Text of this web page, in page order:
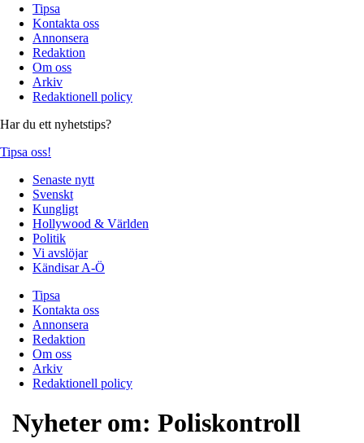
Tipsa
Kontakta oss
Annonsera
Redaktion
Om oss
Arkiv
Redaktionell policy
Har du ett nyhetstips?
Tipsa oss!
Senaste nytt
Svenskt
Kungligt
Hollywood & Världen
Politik
Vi avslöjar
Kändisar A-Ö
Tipsa
Kontakta oss
Annonsera
Redaktion
Om oss
Arkiv
Redaktionell policy
Nyheter om: Poliskontroll